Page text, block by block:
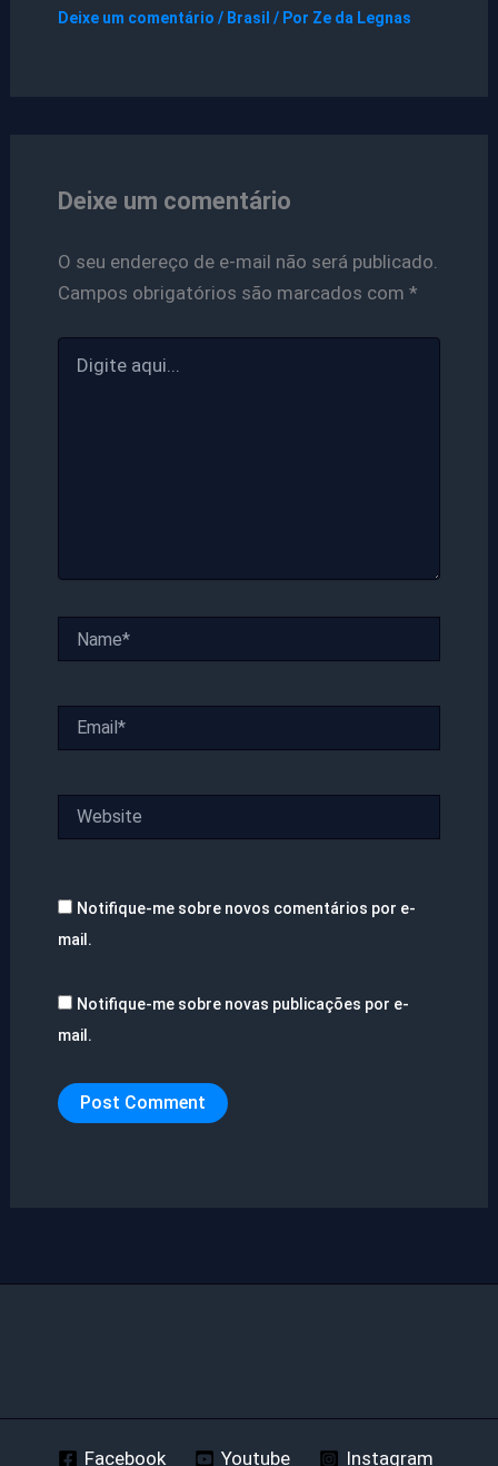
Deixe um comentário / Brasil / Por Ze da Legnas
Deixe um comentário
O seu endereço de e-mail não será publicado.
Campos obrigatórios são marcados com *
aqui...
Notifique-me sobre novos comentários por e-
mail.
Notifique-me sobre novas publicações por e-
mail.
Facebook Youtube Instagram